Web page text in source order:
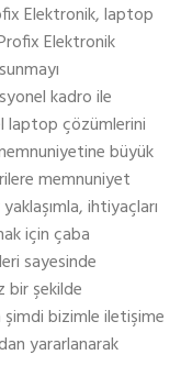
Elektronik, laptop
Elektronik
kadro ile
laptop çözümlerini
büyük
memnuniyet
ihtiyaçları
için çaba
sayesinde
bir şekilde
şimdi bizimle iletişime
yararlanarak